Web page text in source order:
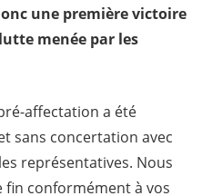
une première victoire
menée par les
affectation a été
sans concertation avec
représentatives. Nous
conformément à vos